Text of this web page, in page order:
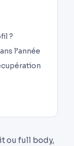
?
l’année
ou full body,